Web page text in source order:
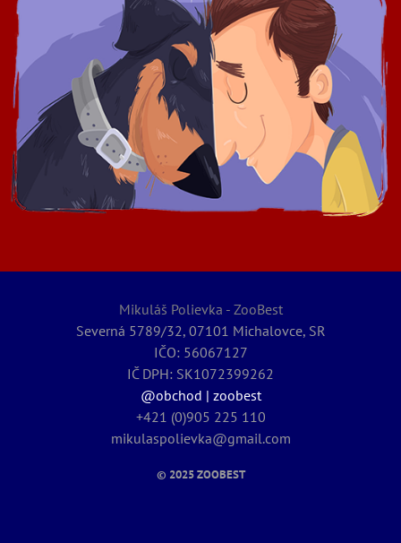
Mikuláš Polievka - ZooBest
Severná 5789/32, 07101 Michalovce, SR
IČO: 56067127
IČ DPH: SK1072399262
@obchod | zoobest
+421 (0)905 225 110
mikulaspolievka@gmail.com
© 2025ZOOBEST